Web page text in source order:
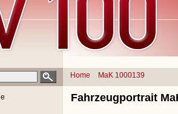
Home MaK 1000139
Fahrzeugportrait